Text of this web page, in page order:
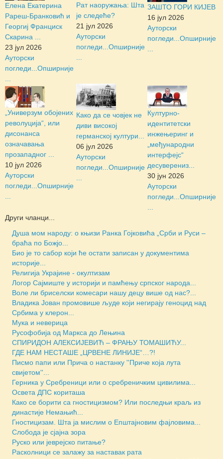
Елена Екатерина
Рареш-Бранковић и
Георгиј Франциск
Скарина ...
23 јул 2026
Ауторски
погледи... Опширније
Рат наоружања: Шта
је следеће?
21 јул 2026
Ауторски
погледи... Опширније
ЗАШТО ГОРИ КИЈЕВ
16 јул 2026
Ауторски
погледи... Опширније
„Универзум обојених
револуција“, или
дисонанса
означавања
прозападног ...
10 јул 2026
Ауторски
погледи... Опширније
Како да се човјек не
диви високој
германској култури...
06 јул 2026
Ауторски
погледи... Опширније
Културно-
идентитетски
инжењеринг и
„међународни
интерфејс“
десуверениз...
30 јун 2026
Ауторски
погледи... Опширније
Други чланци...
Душа мом народу: о књизи Ранка Гојковића „Срби и Руси –
браћа по Божјо...
Био је то сабор који ће остати записан у документима
историје...
Религија Украјине - окултизам
Логор Сајмиште у историји и памћењу српског народа...
Воле ли бриселски комесари нашу децу више од нас?...
Владика Јован промовише људе који негирају геноцид над
Србима у клерон...
Мука и неверица
Русофобија од Маркса до Лењина
СПИРИДОН АЛЕКСИЈЕВИЋ – ФРАЊУ ТОМАШИЋУ...
ГДЕ НАМ НЕСТАШЕ „ЦРВЕНЕ ЛИНИЈЕ“…?!
Писмо папи или Прича о настанку ''Приче која лута
свијетом''...
Герника у Сребреници или о сребреничким цивилима...
Освета ДПС кориташа
Како се борити са гностицизмом? Или последњи краљ из
династије Немањић...
Гностицизам. Шта ја мислим о Епштајновим фајловима...
Слобода је сјајна зора
Руско или јеврејско питање?
Расколници се залажу за наставак рата